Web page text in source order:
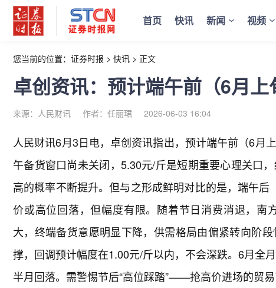
首页 快讯 新闻 视频
您当前的位置： 证券时报 > 快讯 > 正文
卓创资讯：预计端午前（6月
来源：人民财讯 作者：任丽珺 2026-06-03 16:04
人民财讯6月3日电， 卓创资讯指出，预计端午前（6月
午备货窗口尚未关闭，5.30元/斤是短期重要心理关口
高的概率不断提升。但与之形成鲜明对比的是，端午
价或高位回落，但幅度有限。随着节日消费消退，南
大，终端备货意愿明显下降，供需格局由偏紧转向阶
撑，回调预计幅度在1.00元/斤以内，不会深跌。6月
半月回落。需警惕节后“高位踩踏”——抢高价进场的贸易